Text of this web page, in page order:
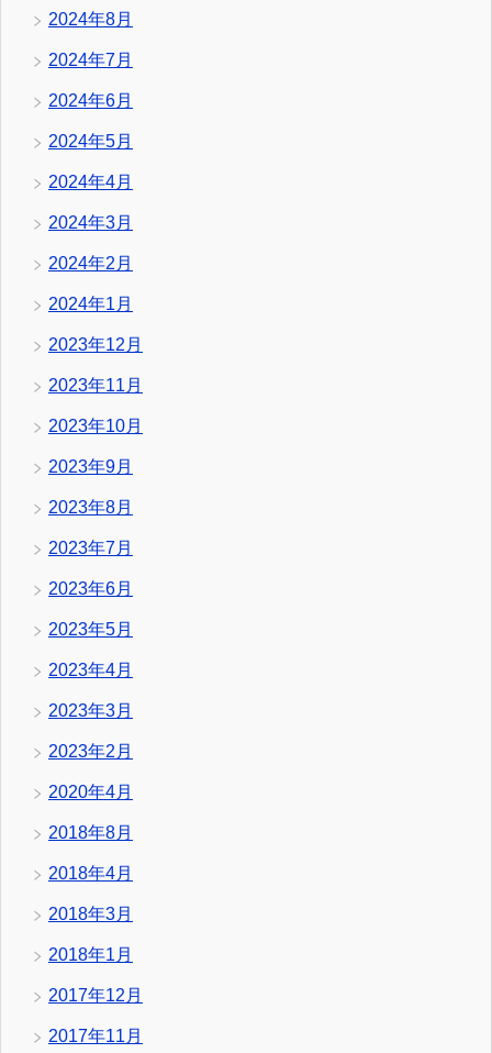
2024年8月
2024年7月
2024年6月
2024年5月
2024年4月
2024年3月
2024年2月
2024年1月
2023年12月
2023年11月
2023年10月
2023年9月
2023年8月
2023年7月
2023年6月
2023年5月
2023年4月
2023年3月
2023年2月
2020年4月
2018年8月
2018年4月
2018年3月
2018年1月
2017年12月
2017年11月